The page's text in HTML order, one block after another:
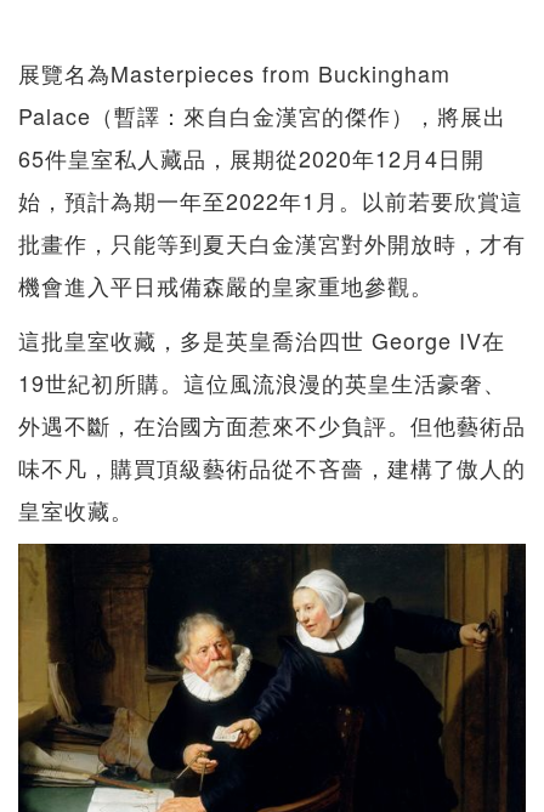
展覽名為Masterpieces from Buckingham
Palace（暫譯：來自白金漢宮的傑作），將展出
65件皇室私人藏品，展期從2020年12月4日開
始，預計為期一年至2022年1月。以前若要欣賞這
批畫作，只能等到夏天白金漢宮對外開放時，才有
機會進入平日戒備森嚴的皇家重地參觀。
這批皇室收藏，多是英皇喬治四世 George IV在
19世紀初所購。這位風流浪漫的英皇生活豪奢、
外遇不斷，在治國方面惹來不少負評。但他藝術品
味不凡，購買頂級藝術品從不吝嗇，建構了傲人的
皇室收藏。